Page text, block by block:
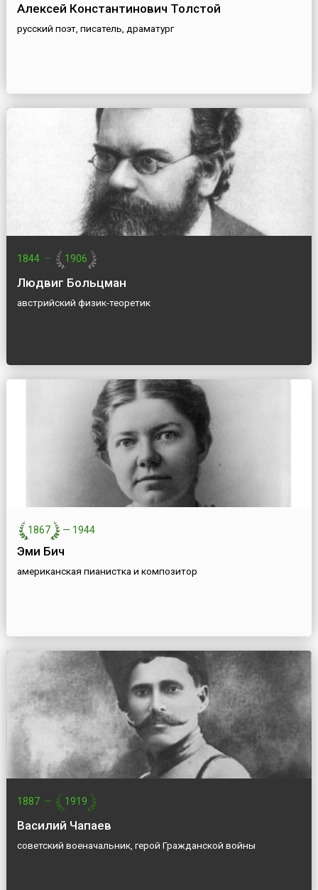
Алексей Константинович Толстой
русский поэт, писатель, драматург
1844 — 1906
Людвиг Больцман
австрийский физик-теоретик
1867 — 1944
Эми Бич
американская пианистка и композитор
1887 — 1919
Василий Чапаев
советский военачальник, герой Гражданской войны